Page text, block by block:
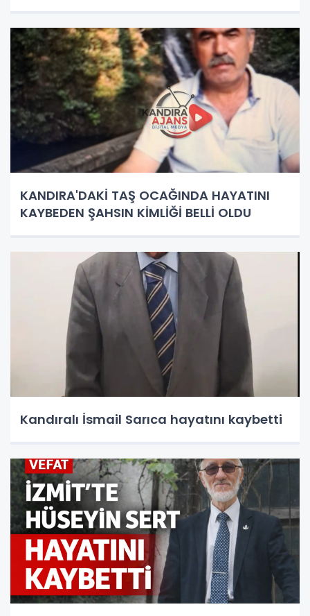
KANDIRA'DAKİ TAŞ OCAĞINDA HAYATINI
KAYBEDEN ŞAHSIN KİMLİĞİ BELLİ OLDU
Kandıralı İsmail Sarıca hayatını kaybetti